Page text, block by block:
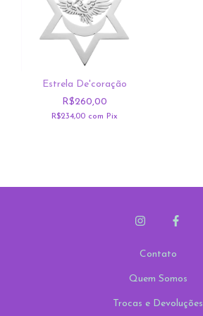
Estrela De'coração
R$260,00
R$234,00 com Pix
Contato
Quem Somos
Trocas e Devoluções